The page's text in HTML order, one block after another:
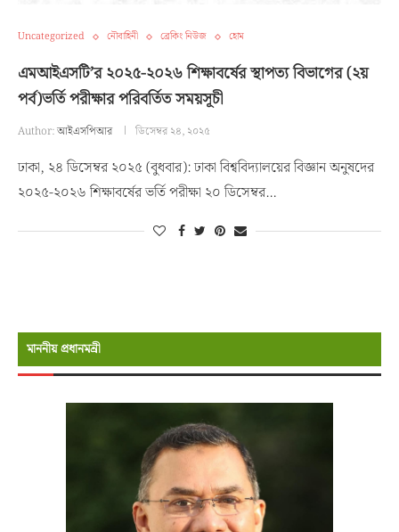
Uncategorized নৌবাহিনী ব্রেকিং নিউজ হোম
এমআইএসটি’র ২০২৫-২০২৬ শিক্ষাবর্ষের স্থাপত্য বিভাগের (২য়
পর্ব)ভর্তি পরীক্ষার পরিবর্তিত সময়সূচী
Author:আইএসপিআর ডিসেম্বর ২৪, ২০২৫
ঢাকা, ২৪ ডিসেম্বর ২০২৫ (বুধবার): ঢাকা বিশ্ববিদ্যালয়ের বিজ্ঞান অনুষদের
২০২৫-২০২৬ শিক্ষাবর্ষের ভর্তি পরীক্ষা ২০ ডিসেম্বর…
মাননীয় প্রধানমন্রী